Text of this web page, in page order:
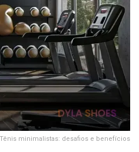
Tênis minimalistas: desafios e benefícios